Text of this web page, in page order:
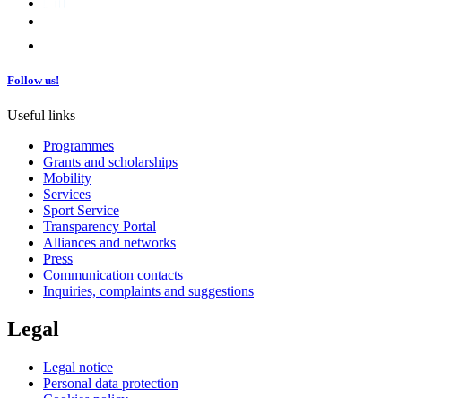
Follow us!
Useful links
Programmes
Grants and scholarships
Mobility
Services
Sport Service
Transparency Portal
Alliances and networks
Press
Communication contacts
Inquiries, complaints and suggestions
Legal
Legal notice
Personal data protection